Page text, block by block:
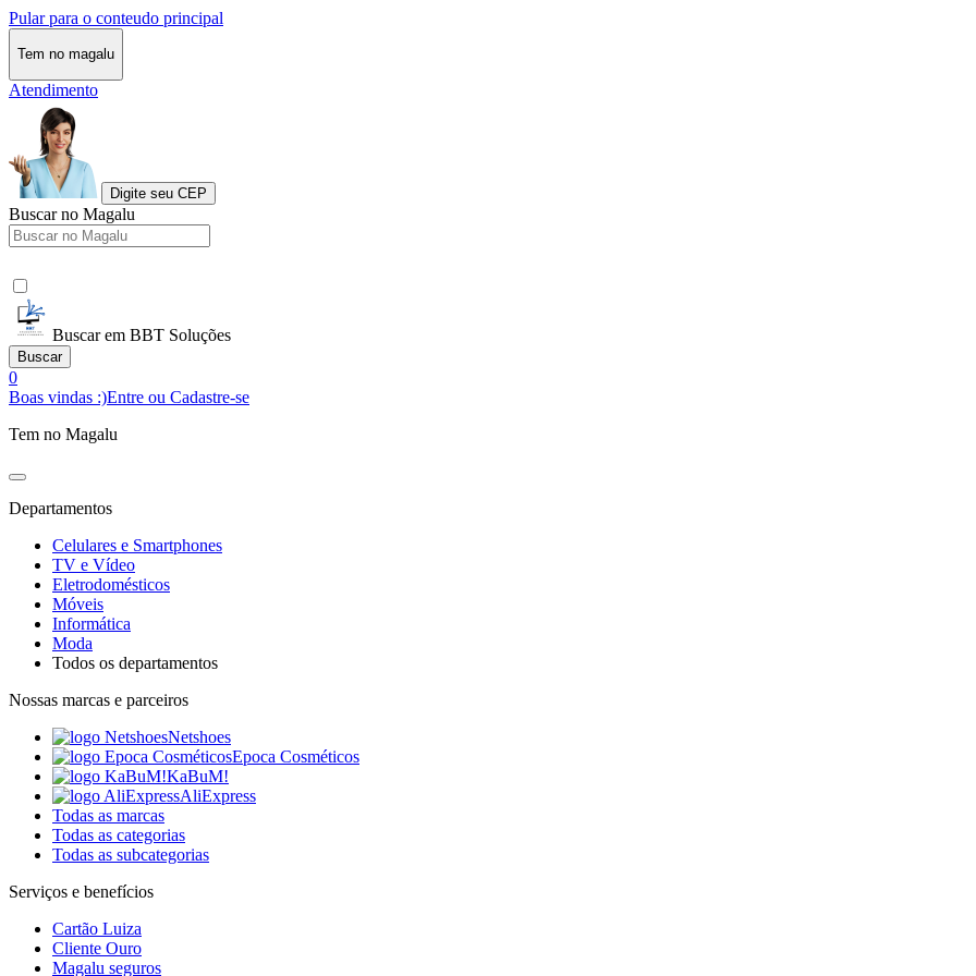
Pular para o conteudo principal
Tem no magalu
Atendimento
Digite seu CEP
Buscar no Magalu
Buscar em BBT Soluções
Buscar
0
Boas vindas :)Entre ou Cadastre-se
Tem no Magalu
Departamentos
Celulares e Smartphones
TV e Vídeo
Eletrodomésticos
Móveis
Informática
Moda
Todos os departamentos
Nossas marcas e parceiros
Netshoes
Epoca Cosméticos
KaBuM!
AliExpress
Todas as marcas
Todas as categorias
Todas as subcategorias
Serviços e benefícios
Cartão Luiza
Cliente Ouro
Magalu seguros